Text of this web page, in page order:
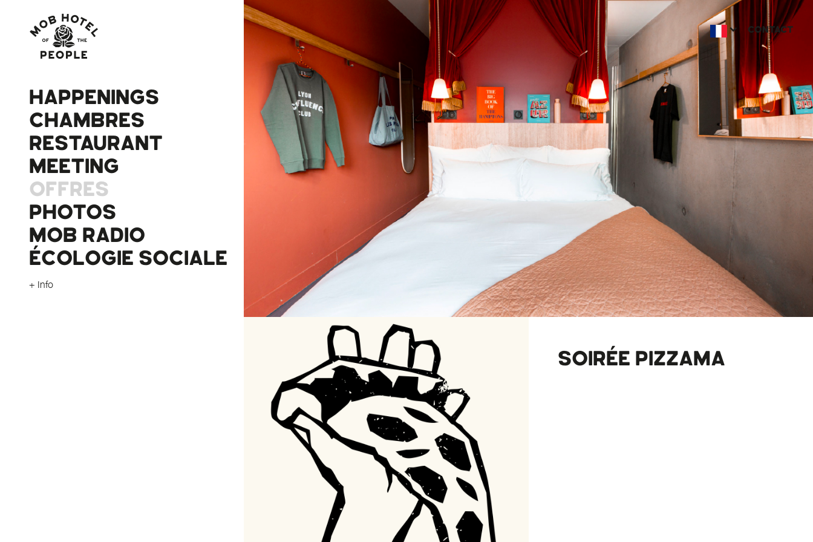
HAPPENINGS
CHAMBRES
RESTAURANT
MEETING
OFFRES
PHOTOS
MOB RADIO
ÉCOLOGIE SOCIALE
+ Info
CONTACT
SOIRÉE PIZZAMA